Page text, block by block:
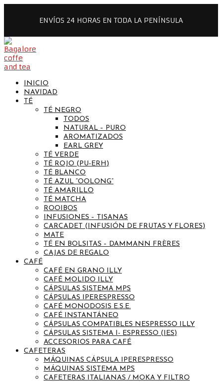
ENVÍOS 24 HORAS EN TODA LA PENÍNSULA
INICIO
NAVIDAD
TÉ
TÉ NEGRO
TODOS
NATURAL – PURO
AROMATIZADOS
EARL GREY
TÉ VERDE
TÉ ROJO (PU-ERH)
TÉ BLANCO
TÉ AZUL “OOLONG”
TÉ AMARILLO
TÉ MATCHA
ROOIBOS
INFUSIONES – TISANAS
CARCADET (INFUSIÓN DE FRUTAS Y FLORES)
MATE
TÉ EN BOLSITAS – DAMMANN FRÈRES
CAJAS DE REGALO
CAFÉ
CAFÉ EN GRANO ILLY
CAFÉ MOLIDO ILLY
CÁPSULAS SISTEMA MPS
CÁPSULAS IPERESPRESSO
CAFÉ MONODOSIS E.S.E.
CAFÉ INSTANTÁNEO
CÁPSULAS COMPATIBLES NESPRESSO ILLY
CÁPSULAS SISTEMA I- ESPRESSO (IES)
ACCESORIOS PARA CAFÉ
CAFETERAS
MÁQUINAS CÁPSULA IPERESPRESSO
MÁQUINAS SISTEMA MPS
CAFETERAS ITALIANAS / MOKA Y FILTRO